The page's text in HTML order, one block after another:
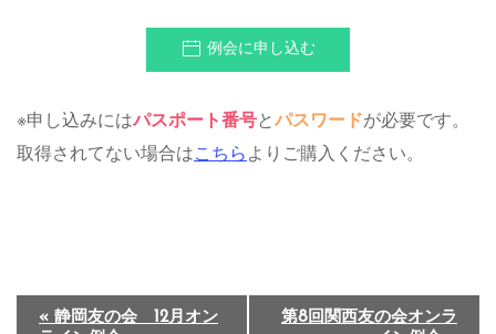
例会に申し込む
※申し込みにはパスポート番号とパスワードが必要です。
取得されてない場合はこちら よりご購入ください。
イ« 静岡友の会 12月オン
第8回関西友の会オンラ